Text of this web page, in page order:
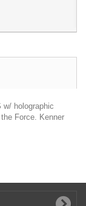
w/ holographic
Force. Kenner